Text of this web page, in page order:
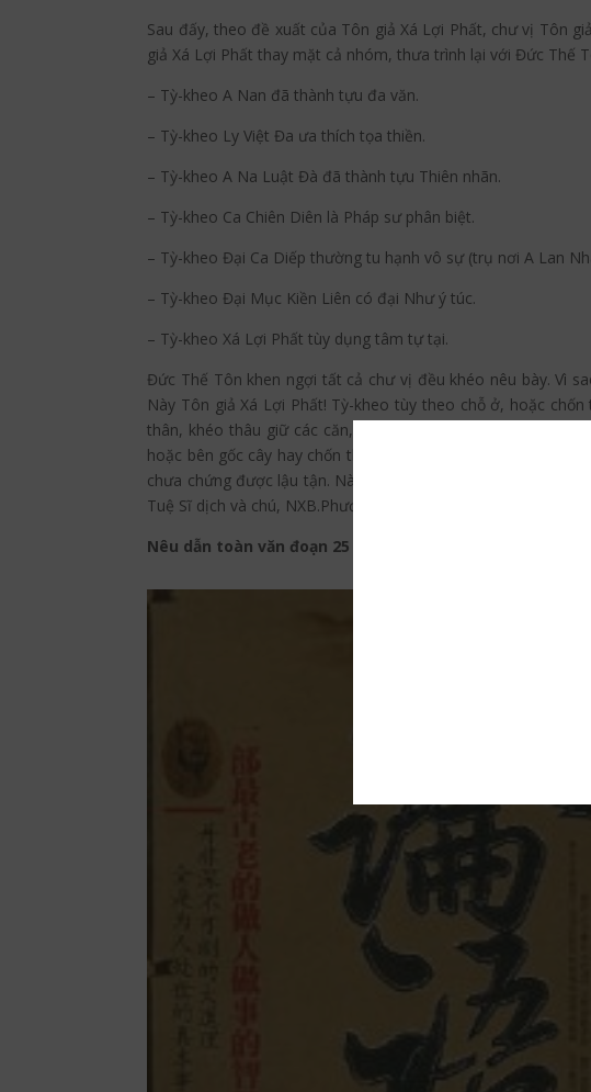
Sau đấy, theo đề xuất của Tôn giả Xá Lợi Phất, chư vị Tôn
giả Xá Lợi Phất thay mặt cả nhóm, thưa trình lại với Đức Thế
– Tỳ-kheo A Nan đã thành tựu đa văn.
– Tỳ-kheo Ly Việt Đa ưa thích tọa thiền.
– Tỳ-kheo A Na Luật Đà đã thành tựu Thiên nhãn.
– Tỳ-kheo Ca Chiên Diên là Pháp sư phân biệt.
– Tỳ-kheo Đại Ca Diếp thường tu hạnh vô sự (trụ nơi A Lan
– Tỳ-kheo Đại Mục Kiền Liên có đại Như ý túc.
– Tỳ-kheo Xá Lợi Phất tùy dụng tâm tự tại.
Đức Thế Tôn khen ngợi tất cả chư vị đều khéo nêu bày. Vì
Này Tôn giả Xá Lợi Phất! Tỳ-kheo tùy theo chỗ ở, hoặc
thân, khéo thâu giữ các căn, khéo buộc giữ tâm niệm. Vị
hoặc bên gốc cây hay chốn thanh vắng, trải Ni sư đàn mà
chưa chứng được lậu tận. Này Xá Lợi Phất! Tỳ-kheo như vậy
Tuệ Sĩ dịch và chú, NXB.Phương Đông 2009, tr.249-262).
Nêu dẫn toàn văn đoạn 25 nơi Thiên Tiên Tiến của sách